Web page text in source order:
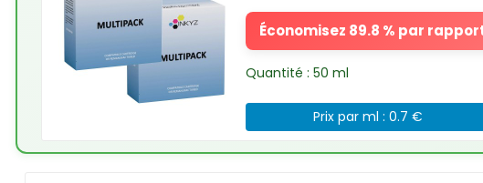
Économisez 89.8 % par
Quantité : 50 ml
Prix par ml : 0.7 €